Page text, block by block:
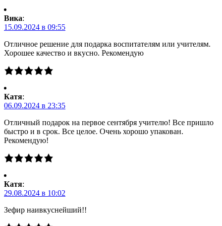
Вика:
15.09.2024 в 09:55
Отличное решение для подарка воспитателям или учителям.
Хорошее качество и вкусно. Рекомендую
Катя:
06.09.2024 в 23:35
Отличный подарок на первое сентября учителю! Все пришло
быстро и в срок. Все целое. Очень хорошо упакован.
Рекомендую!
Катя:
29.08.2024 в 10:02
Зефир наивкуснейший!!